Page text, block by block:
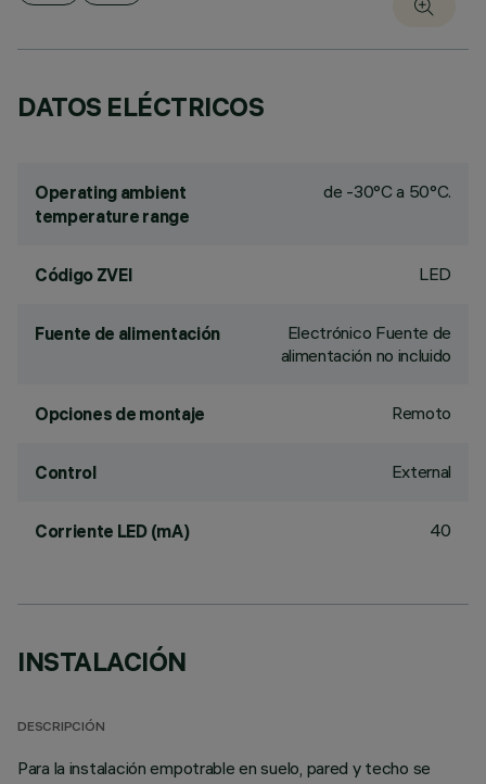
DATOS ELÉCTRICOS
Operating ambient
temperature range
de -30°C a 50°C.
Código ZVEI LED
Fuente de alimentación
Electrónico Fuente de
alimentación no incluido
Opciones de montaje Remoto
Control External
Corriente LED (mA) 40
INSTALACIÓN
DESCRIPCIÓN
Para la instalación empotrable en suelo, pared y techo se